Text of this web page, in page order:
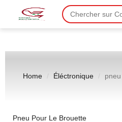
Home Éléctronique
Pneu Pour Le Brouette